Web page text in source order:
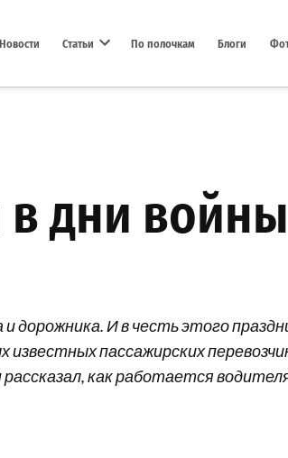
Новости Статьи По полочкам Блоги
в дни
И в честь этого
известных пассажирских
как работается